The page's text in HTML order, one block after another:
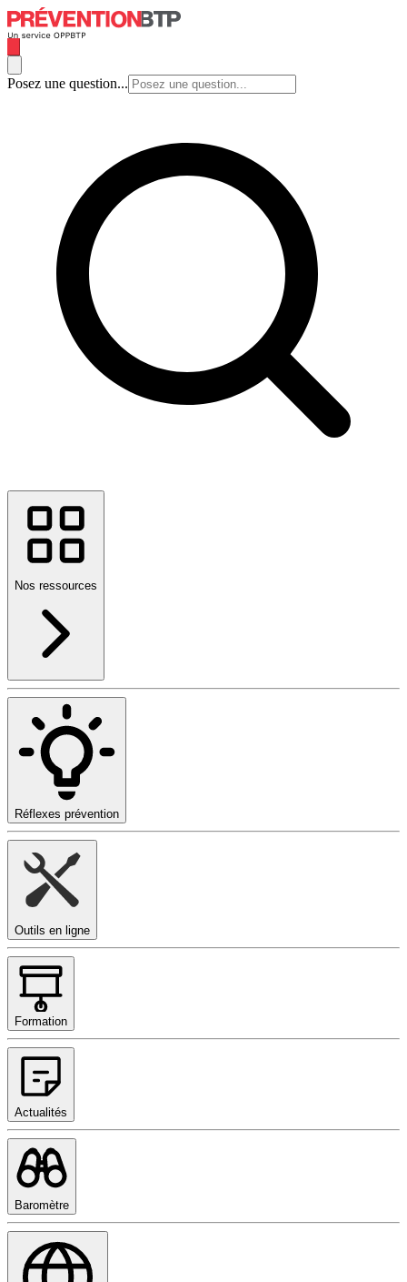
Posez une question...
Nos ressources
Réflexes prévention
Outils en ligne
Formation
Actualités
Baromètre